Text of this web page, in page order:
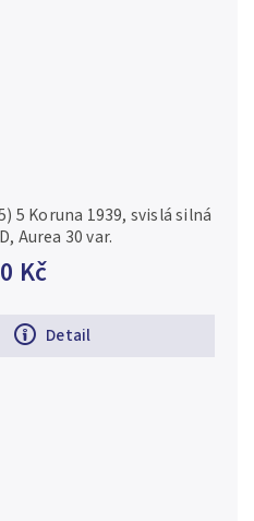
Kč
Detail
5 Koruna 1939, svislá silná
Aurea 30 var.